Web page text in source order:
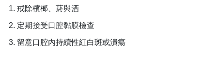
1. 戒除檳榔、菸與酒
2. 定期接受口腔黏膜檢查
3. 留意口腔內持續性紅白斑或潰瘍